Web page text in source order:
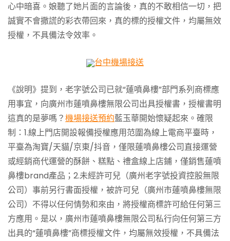
心中暗喜。娘聽了她片面的言論後，真的不敢相信一切，把
誠實不會撒謊的彩衣帶回來，真的標的授權文件，均屬無效
授權，不具備法令效率。
台中機場接送
《說明》提到，老字號公司已就“蓮噴鼻樓”部門系列商標應
用事宜，向廣州市蓮噴鼻樓無限公司出具授權書，授權書明
這真的是夢嗎？機場接送預約藍玉華開始懷疑起來。確限
制：1.線上門店開設報備授權應用范圍為線上電商平臺時，
平臺為淘寶/天貓/京東/抖音，僅限蓮噴鼻樓公司直接運營
或經銷商代運營的酥餅、糕點、禮盒線上店鋪，僅銷售蓮噴
鼻樓brand產品；2.未經許可兒（廣州老字號投資控股無限
公司）事前另行書面授權，被許可兒（廣州市蓮噴鼻樓無限
公司）不得以任何情勢和來由，將授權商標許可給任何第三
方應用。是以，廣州市蓮噴鼻樓無限公司私行向任何第三方
出具的“蓮噴鼻樓”商標授權文件，均屬無效授權，不具備法